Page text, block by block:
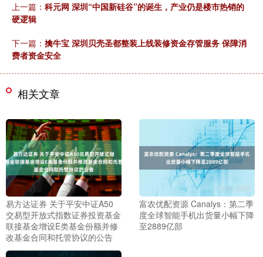
上一篇： 科元网 深圳“中国新硅谷”的诞生，产业仍是楼市热销的
硬逻辑
下一篇： 擒牛宝 深圳贝壳圣都整装上线装修资金存管服务 保障消
费者资金安全
相关文章
易方达证券 关于平安中证A50
交易型开放式指数证券投资基金
联接基金增设E类基金份额并修
改基金合同和托管协议的公告
富农优配资源 Canalys：第二季
度全球智能手机出货量小幅下降
至2889亿部